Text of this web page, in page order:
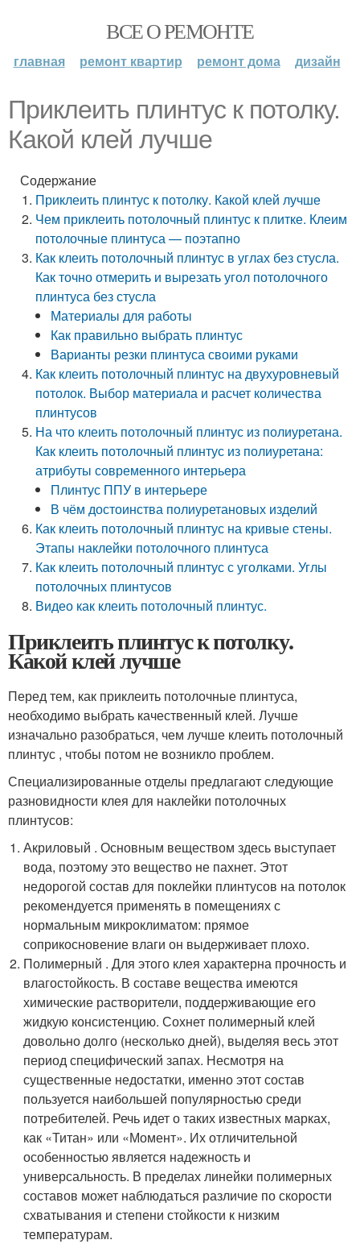
ВСЕ О РЕМОНТЕ
главная ремонт квартир ремонт дома дизайн
Приклеить плинтус к потолку.
Какой клей лучше
Содержание
Приклеить плинтус к потолку. Какой клей лучше
Чем приклеить потолочный плинтус к плитке. Клеим
потолочные плинтуса — поэтапно
Как клеить потолочный плинтус в углах без стусла.
Как точно отмерить и вырезать угол потолочного
плинтуса без стусла
Материалы для работы
Как правильно выбрать плинтус
Варианты резки плинтуса своими руками
Как клеить потолочный плинтус на двухуровневый
потолок. Выбор материала и расчет количества
плинтусов
На что клеить потолочный плинтус из полиуретана.
Как клеить потолочный плинтус из полиуретана:
атрибуты современного интерьера
Плинтус ППУ в интерьере
В чём достоинства полиуретановых изделий
Как клеить потолочный плинтус на кривые стены.
Этапы наклейки потолочного плинтуса
Как клеить потолочный плинтус с уголками. Углы
потолочных плинтусов
Видео как клеить потолочный плинтус.
Приклеить плинтус к потолку.
Какой клей лучше
Перед тем, как приклеить потолочные плинтуса,
необходимо выбрать качественный клей. Лучше
изначально разобраться, чем лучше клеить потолочный
плинтус , чтобы потом не возникло проблем.
Специализированные отделы предлагают следующие
разновидности клея для наклейки потолочных
плинтусов:
Акриловый . Основным веществом здесь выступает
вода, поэтому это вещество не пахнет. Этот
недорогой состав для поклейки плинтусов на потолок
рекомендуется применять в помещениях с
нормальным микроклиматом: прямое
соприкосновение влаги он выдерживает плохо.
Полимерный . Для этого клея характерна прочность и
влагостойкость. В составе вещества имеются
химические растворители, поддерживающие его
жидкую консистенцию. Сохнет полимерный клей
довольно долго (несколько дней), выделяя весь этот
период специфический запах. Несмотря на
существенные недостатки, именно этот состав
пользуется наибольшей популярностью среди
потребителей. Речь идет о таких известных марках,
как «Титан» или «Момент». Их отличительной
особенностью является надежность и
универсальность. В пределах линейки полимерных
составов может наблюдаться различие по скорости
схватывания и степени стойкости к низким
температурам.